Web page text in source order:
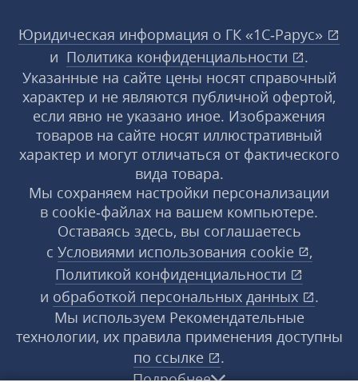
Юридическая информация о ГК «1С‑Рарус»
и Политика конфиденциальности
.
Указанные на сайте цены носят справочный
характер и не являются публичной офертой,
если явно не указано иное. Изображения
товаров на сайте носят иллюстративный
характер и могут отличаться от фактического
вида товара.
Мы сохраняем настройки персонализации
в cookie‑файлах на вашем компьютере.
Оставаясь здесь, вы соглашаетесь
с Условиями использования cookie
,
Политикой конфиденциальности
и обработкой персональных данных
.
Мы используем Рекомендательные
технологии, их правила применения доступны
по ссылке
.